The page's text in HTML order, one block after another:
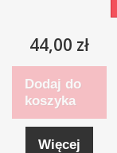
44,00 zł
Dodaj do
koszyka
Więcej